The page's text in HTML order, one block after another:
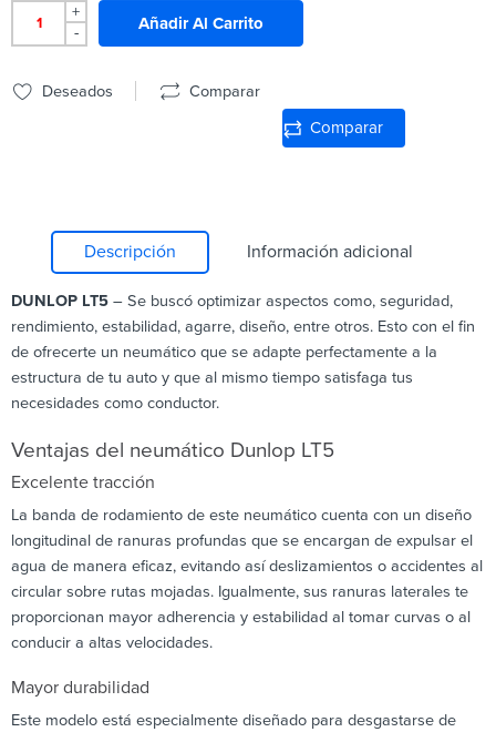
+
-
Añadir Al Carrito
Deseados Comparar
Comparar
Descripción Información adicional
DUNLOP LT5 – Se buscó optimizar aspectos como, seguridad,
rendimiento, estabilidad, agarre, diseño, entre otros. Esto con el fin
de ofrecerte un neumático que se adapte perfectamente a la
estructura de tu auto y que al mismo tiempo satisfaga tus
necesidades como conductor.
Ventajas del neumático Dunlop LT5
Excelente tracción
La banda de rodamiento de este neumático cuenta con un diseño
longitudinal de ranuras profundas que se encargan de expulsar el
agua de manera eficaz, evitando así deslizamientos o accidentes al
circular sobre rutas mojadas. Igualmente, sus ranuras laterales te
proporcionan mayor adherencia y estabilidad al tomar curvas o al
conducir a altas velocidades.
Mayor durabilidad
Este modelo está especialmente diseñado para desgastarse de